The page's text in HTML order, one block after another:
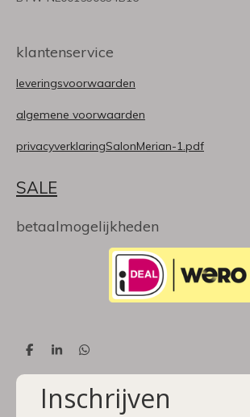
klantenservice
leveringsvoorwaarden
algemene voorwaarden
privacyverklaringSalonMerian-1.pdf
SALE
betaalmogelijkheden
D
l
S
a
D
l
Inschrijven